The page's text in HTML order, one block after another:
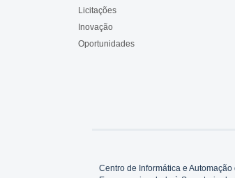
Licitações
Inovação
Oportunidades
Centro de Informática e